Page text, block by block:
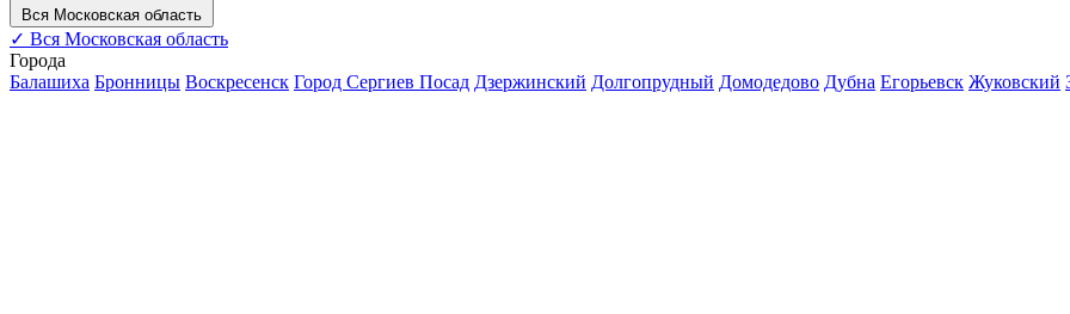
Вся Московская область
✓ Вся Московская область
Города
Балашиха Бронницы Воскресенск Город Сергиев Посад Дзержинский Долгопрудный Домодедово Дубна Егорьевск Жуковский